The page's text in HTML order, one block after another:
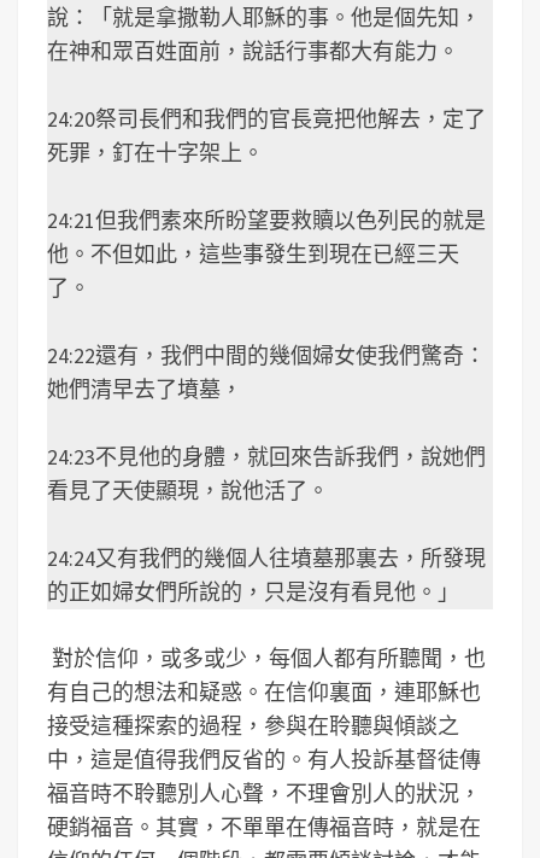
說：「就是拿撒勒人耶穌的事。他是個先知，
在神和眾百姓面前，說話行事都大有能力。
24:20祭司長們和我們的官長竟把他解去，定了
死罪，釘在十字架上。
24:21但我們素來所盼望要救贖以色列民的就是
他。不但如此，這些事發生到現在已經三天
了。
24:22還有，我們中間的幾個婦女使我們驚奇：
她們清早去了墳墓，
24:23不見他的身體，就回來告訴我們，說她們
看見了天使顯現，說他活了。
24:24又有我們的幾個人往墳墓那裏去，所發現
的正如婦女們所說的，只是沒有看見他。」
對於信仰，或多或少，每個人都有所聽聞，也
有自己的想法和疑惑。在信仰裏面，連耶穌也
接受這種探索的過程，參與在聆聽與傾談之
中，這是值得我們反省的。有人投訴基督徒傳
福音時不聆聽別人心聲，不理會別人的狀況，
硬銷福音。其實，不單單在傳福音時，就是在